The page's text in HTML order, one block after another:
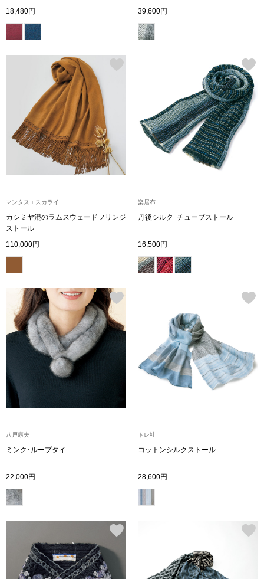
ボトムス
スカート
パンツ／スラ
レギンス／ス
ルーム･アン
ルームウェア
ショルダーバ
18,480円 39,600円
マンタスエスカライ
カシミヤ混のラムスウェードフリンジ
ストール
110,000円
楽居布
丹後シルク･チューブストール
16,500円
八戸康夫
ミンク･ループタイ
22,000円
トレ社
コットンシルクストール
28,600円